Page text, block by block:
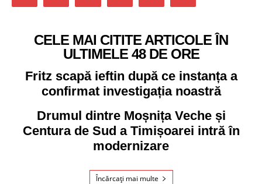
CELE MAI CITITE ARTICOLE ÎN
ULTIMELE 48 DE ORE
Fritz scapă ieftin după ce instanța a
confirmat investigația noastră
Drumul dintre Moșnița Veche și
Centura de Sud a Timișoarei intră în
modernizare
Încărcați mai multe